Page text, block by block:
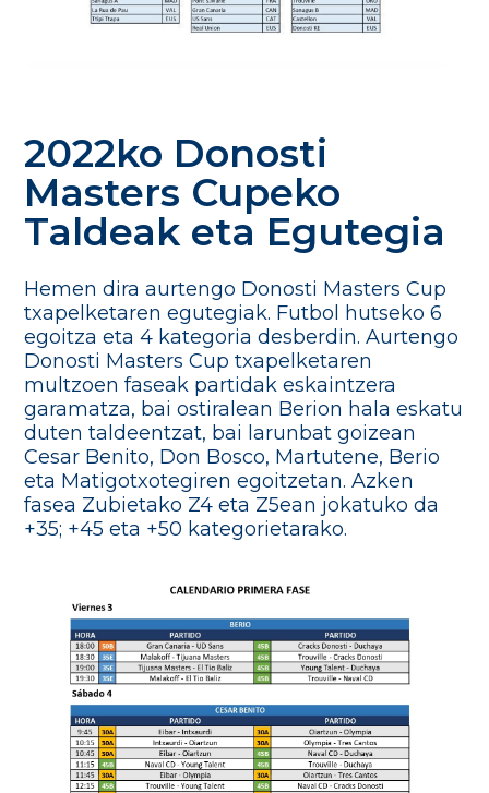
2022ko Donosti
Masters Cupeko
Taldeak eta Egutegia
Hemen dira aurtengo Donosti Masters Cup
txapelketaren egutegiak. Futbol hutseko 6
egoitza eta 4 kategoria desberdin. Aurtengo
Donosti Masters Cup txapelketaren
multzoen faseak partidak eskaintzera
garamatza, bai ostiralean Berion hala eskatu
duten taldeentzat, bai larunbat goizean
Cesar Benito, Don Bosco, Martutene, Berio
eta Matigotxotegiren egoitzetan. Azken
fasea Zubietako Z4 eta Z5ean jokatuko da
+35; +45 eta +50 kategorietarako.